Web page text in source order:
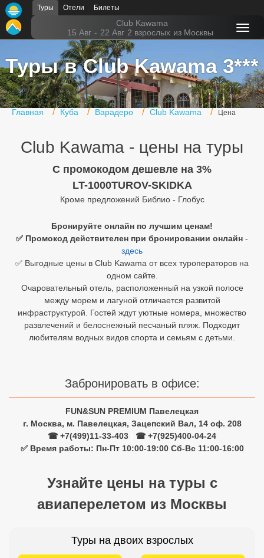
Туры Отели Билеты
Club Kawama
15 Авг - 22 Авг 2 взрослых из Москвы
Туры в Club Kawama 3***
Главная Куба Варадеро Club Kawama Цена
Club Kawama - цены на туры
C промокодом дешевле на 3%
LT-1000TUROV-SKIDKA
Кроме предложений Библио - Глобус
Бронируйте онлайн по лучшим ценам!
✅ Промокод действителен при бронировании онлайн -
здесь
✅ Выгодные цены в Club Kawama от всех туроператоров на
одном сайте.
Очаровательный отель, расположенный на узкой полосе
между морем и лагуной отличается развитой
инфраструктурой. Гостей ждут уютные номера, множество
развлечений и белоснежный песчаный пляж. Подходит
любителям водных видов спорта и семьям с детьми.
Забронировать в офисе:
FUN&SUN PREMIUM Павелецкая
г. Москва, м. Павелецкая, Зацепский Вал, 14 оф. 208
☎ +7(499)11-33-403
☎ +7(925)400-04-24
✅ Время работы: Пн-Пт 10:00-19:00 Сб-Вс 11:00-16:00
Узнайте цены на туры с
авиаперелетом из Москвы
Туры на двоих взрослых
Главная
Горящие туры
Туры в Турцию
Туры в Египет
Офис г. Москва
Подборки отелей
Таиланд
ОАЭ
Египет
Куба
Шри Ланка
Северный Гоа
Южный Гоа